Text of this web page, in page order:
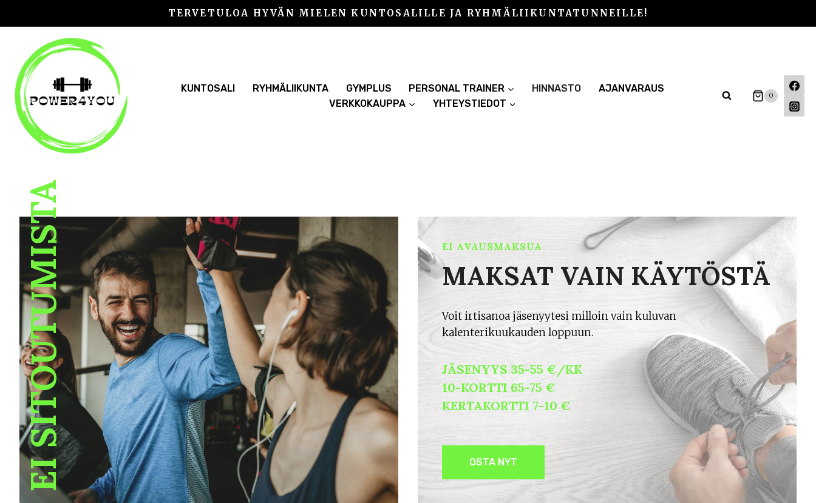
sisältöön
TERVETULOA HYVÄN MIELEN KUNTOSALILLE JA RYHMÄLIIKUNTATUNNEILLE!
KUNTOSALI RYHMÄLIIKUNTA GYMPLUS PERSONAL TRAINER HINNASTO
AJANVARAUS
VERKKOKAUPPA
YHTEYSTIEDOT
0
EI SITOUTUMISTA EI AVAUSMAKSUA
MAKSAT VAIN KÄYTÖSTÄ
Voit irtisanoa jäsenyytesi milloin vain kuluvan
kalenterikuukauden loppuun.
JÄSENYYS 35-55 €/KK
10-KORTTI 65-75 €
KERTAKORTTI 7-10 €
OSTA NYT